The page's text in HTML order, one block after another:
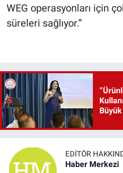
WEG operasyonları için
süreleri sağlıyor.”
EDITÖR
Haber Merkezi